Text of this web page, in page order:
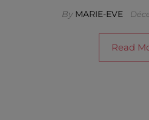
By MARIE-EVE
Read